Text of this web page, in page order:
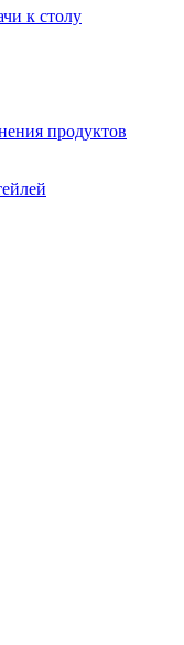
к столу
продуктов